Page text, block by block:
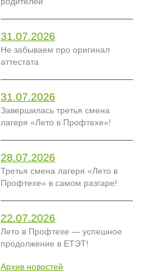
31.07.2026
Не забываем про оригинал
аттестата
31.07.2026
Завершилась третья смена
лагеря «Лето в Профтехе»!
28.07.2026
Третья смена лагеря «Лето в
Профтехе» в самом разгаре!
22.07.2026
Лето в Профтехе — успешное
продолжение в ЕТЭТ!
Архив новостей